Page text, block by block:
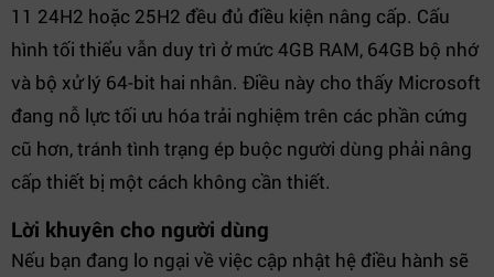
11 24H2 hoặc 25H2 đều đủ điều kiện nâng cấp. Cấu
hình tối thiểu vẫn duy trì ở mức 4GB RAM, 64GB bộ nhớ
và bộ xử lý 64-bit hai nhân. Điều này cho thấy Microsoft
đang nỗ lực tối ưu hóa trải nghiệm trên các phần cứng
cũ hơn, tránh tình trạng ép buộc người dùng phải nâng
cấp thiết bị một cách không cần thiết.
Lời khuyên cho người dùng
Nếu bạn đang lo ngại về việc cập nhật hệ điều hành sẽ